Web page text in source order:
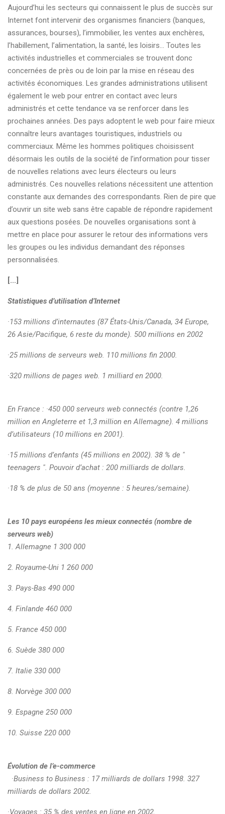
Aujourd’hui les secteurs qui connaissent le plus de succès sur
Internet font intervenir des organismes financiers (banques,
assurances, bourses), l’immobilier, les ventes aux enchères,
l’habillement, l’alimentation, la santé, les loisirs… Toutes les
activités industrielles et commerciales se trouvent donc
concernées de près ou de loin par la mise en réseau des
activités économiques. Les grandes administrations utilisent
également le web pour entrer en contact avec leurs
administrés et cette tendance va se renforcer dans les
prochaines années. Des pays adoptent le web pour faire mieux
connaître leurs avantages touristiques, industriels ou
commerciaux. Même les hommes politiques choisissent
désormais les outils de la société de l’information pour tisser
de nouvelles relations avec leurs électeurs ou leurs
administrés. Ces nouvelles relations nécessitent une attention
constante aux demandes des correspondants. Rien de pire que
d’ouvrir un site web sans être capable de répondre rapidement
aux questions posées. De nouvelles organisations sont à
mettre en place pour assurer le retour des informations vers
les groupes ou les individus demandant des réponses
personnalisées.
[...]
Statistiques d’utilisation d’Internet
·153 millions d’internautes (87 États-Unis/Canada, 34 Europe,
26 Asie/Pacifique, 6 reste du monde). 500 millions en 2002
·25 millions de serveurs web. 110 millions fin 2000.
·320 millions de pages web. 1 milliard en 2000.
En France : ·450 000 serveurs web connectés (contre 1,26
million en Angleterre et 1,3 million en Allemagne). 4 millions
d’utilisateurs (10 millions en 2001).
·15 millions d’enfants (45 millions en 2002). 38 % de "
teenagers ". Pouvoir d’achat : 200 milliards de dollars.
·18 % de plus de 50 ans (moyenne : 5 heures/semaine).
Les 10 pays européens les mieux connectés (nombre de
serveurs web)
1. Allemagne 1 300 000
2. Royaume-Uni 1 260 000
3. Pays-Bas 490 000
4. Finlande 460 000
5. France 450 000
6. Suède 380 000
7. Italie 330 000
8. Norvège 300 000
9. Espagne 250 000
10. Suisse 220 000
Évolution de l’e-commerce
·Business to Business : 17 milliards de dollars 1998. 327
milliards de dollars 2002.
·Voyages : 35 % des ventes en ligne en 2002.